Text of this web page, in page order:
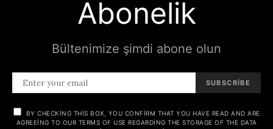
Abonelik
Bültenimize şimdi abone olun
SUBSCRIBE
BY CHECKING THIS BOX, YOU CONFIRM THAT YOU HAVE READ AND ARE
AGREEING TO OUR TERMS OF USE REGARDING THE STORAGE OF THE DATA